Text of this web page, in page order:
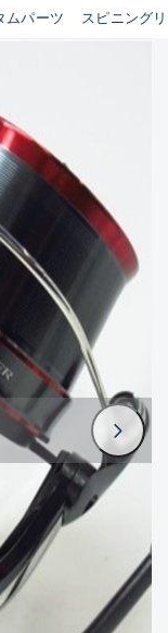
ムパーツ スピニング
根店
B
C
ある一般的な中
C-
があり、全体的
多い品
D
悪いが使用はで
造品も含む
品、その他につきましては
ません。 状態は写真にて